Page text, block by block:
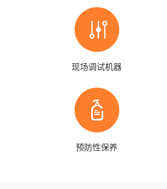
现场调试机器
预防性保养